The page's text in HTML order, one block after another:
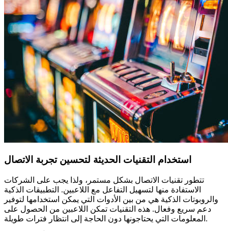
استخدام التقنيات الحديثة لتحسين تجربة الاتصال
تتطور تقنيات الاتصال بشكل مستمر، ولذا يجب على الشركات
الاستفادة منها لتسهيل التفاعل مع اللاعبين. التطبيقات الذكية
والروبوتات الذكية هي من بين الأدوات التي يمكن استخدامها لتوفير
دعم سريع وفعال. هذه التقنيات تمكن اللاعبين من الحصول على
المعلومات التي يحتاجونها دون الحاجة إلى انتظار فترات طويلة.